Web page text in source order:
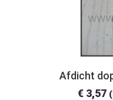
Afdicht
€3,57